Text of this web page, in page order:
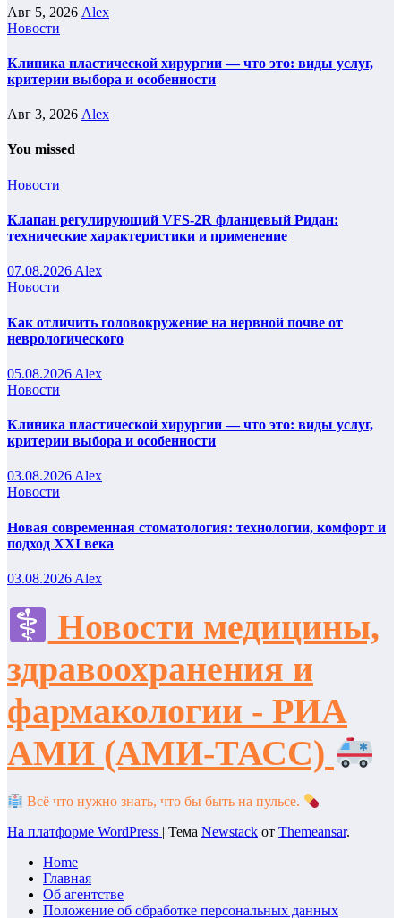
Авг 5, 2026 Alex
Новости
Клиника пластической хирургии — что это: виды услуг,
критерии выбора и особенности
Авг 3, 2026 Alex
You missed
Новости
Клапан регулирующий VFS-2R фланцевый Ридан:
технические характеристики и применение
07.08.2026 Alex
Новости
Как отличить головокружение на нервной почве от
неврологического
05.08.2026 Alex
Новости
Клиника пластической хирургии — что это: виды услуг,
критерии выбора и особенности
03.08.2026 Alex
Новости
Новая современная стоматология: технологии, комфорт и
подход XXI века
03.08.2026 Alex
Новости медицины,
здравоохранения и
фармакологии - РИА
АМИ (АМИ-ТАСС)
Всё что нужно знать, что бы быть на пульсе.
На платформе WordPress | Тема Newstack от Themeansar.
Home
Главная
Об агентстве
Положение об обработке персональных данных